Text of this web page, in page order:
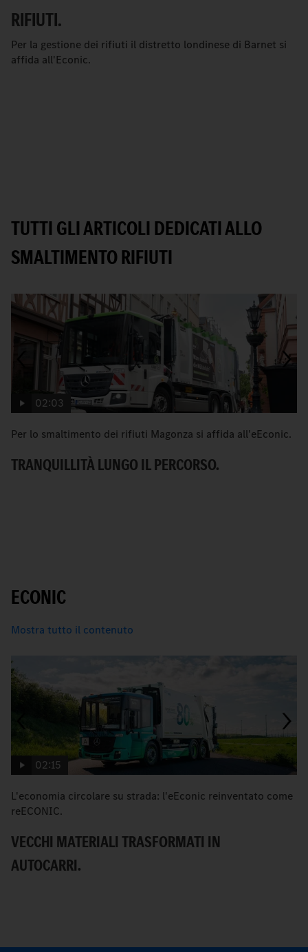
RIFIUTI.
Per la gestione dei rifiuti il distretto londinese di Barnet si
affida all'Econic.
TUTTI GLI ARTICOLI DEDICATI ALLO
SMALTIMENTO RIFIUTI
02:03
Per lo smaltimento dei rifiuti Magonza si affida all'eEconic.
TRANQUILLITÀ LUNGO IL PERCORSO.
ECONIC
Mostra tutto il contenuto
02:15
L'economia circolare su strada: l'eEconic reinventato come
reECONIC.
VECCHI MATERIALI TRASFORMATI IN
AUTOCARRI.